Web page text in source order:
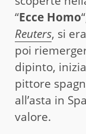
“Ecce Homo
Reuters, si
poi
dipinto,
pittore
all’asta in
valore.